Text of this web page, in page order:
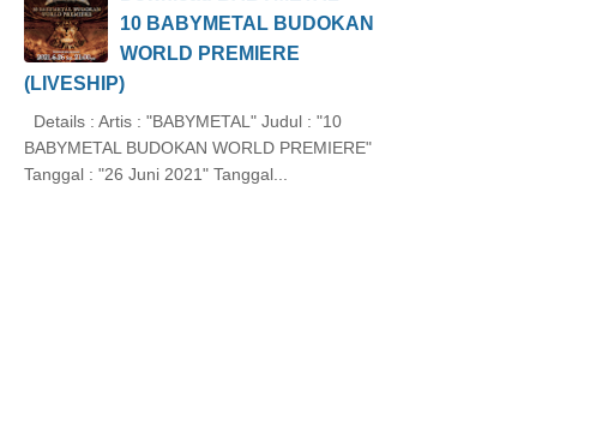
10 BABYMETAL BUDOKAN
WORLD PREMIERE
(LIVESHIP)
Details : Artis : "BABYMETAL" Judul : "10
BABYMETAL BUDOKAN WORLD PREMIERE"
Tanggal : "26 Juni 2021" Tanggal...